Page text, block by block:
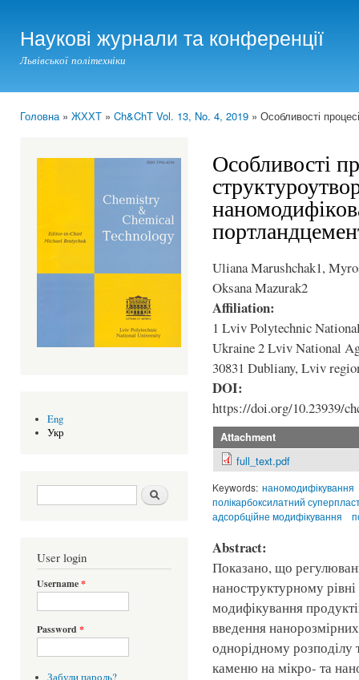
Наукові журнали та конференції
Львівської політехніки
Головна» ЖХХТ » Ch&ChT Vol. 13, No. 4, 2019 » Особливості
Eng
Укр
Search form Шукати
User login
Username*
Password *
Забули пароль?
Особливості
Uliana Marushchak1,
Oksana Mazurak2
Affiliation:
1 Lviv Polytechnic
Ukraine 2 Lviv National
30831 Dubliany, Lviv
DOI:
https://doi.org/10.23939/
Attachment
full_text.pdf
Keywords: наномодифікування
полікарбоксилатний
адсорбційне модифікування
Abstract:
Показано, що
наноструктурному
модифікування
введення
однорідному розподілу
каменю на мікро- та